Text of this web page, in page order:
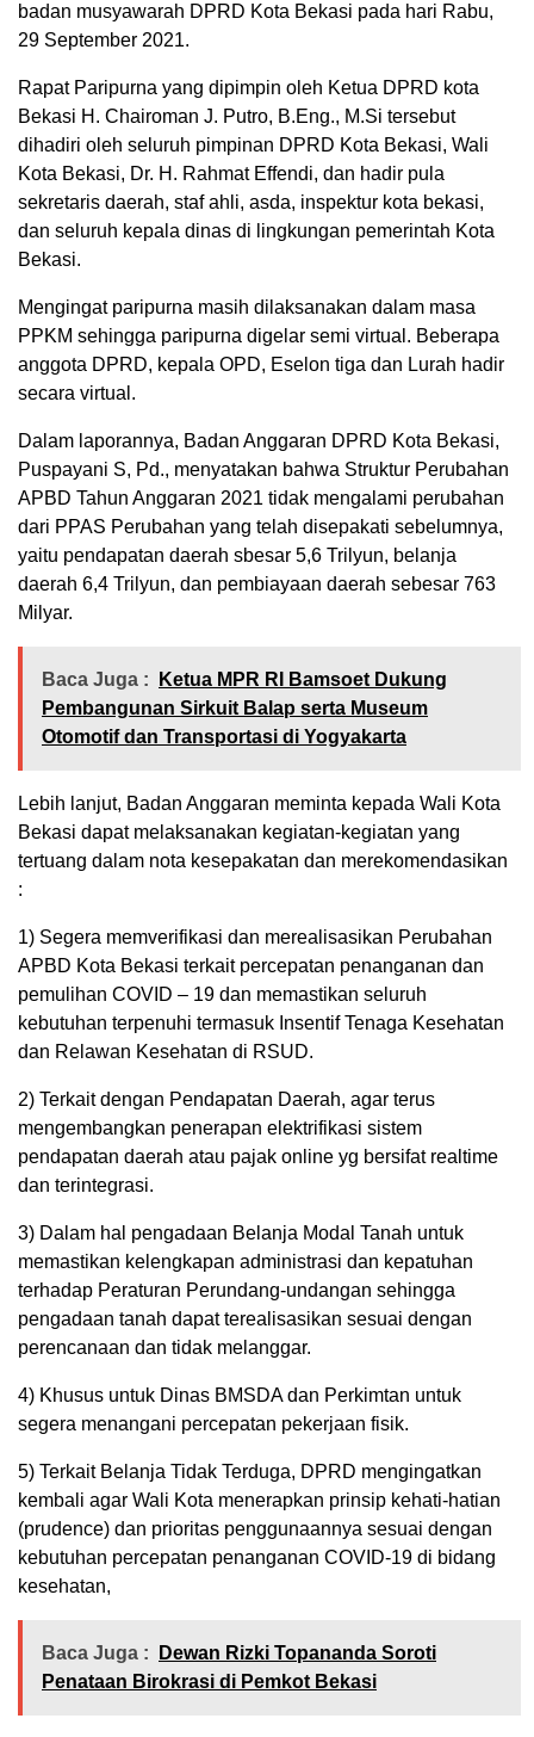
badan musyawarah DPRD Kota Bekasi pada hari Rabu,
29 September 2021.
Rapat Paripurna yang dipimpin oleh Ketua DPRD kota
Bekasi H. Chairoman J. Putro, B.Eng., M.Si tersebut
dihadiri oleh seluruh pimpinan DPRD Kota Bekasi, Wali
Kota Bekasi, Dr. H. Rahmat Effendi, dan hadir pula
sekretaris daerah, staf ahli, asda, inspektur kota bekasi,
dan seluruh kepala dinas di lingkungan pemerintah Kota
Bekasi.
Mengingat paripurna masih dilaksanakan dalam masa
PPKM sehingga paripurna digelar semi virtual. Beberapa
anggota DPRD, kepala OPD, Eselon tiga dan Lurah hadir
secara virtual.
Dalam laporannya, Badan Anggaran DPRD Kota Bekasi,
Puspayani S, Pd., menyatakan bahwa Struktur Perubahan
APBD Tahun Anggaran 2021 tidak mengalami perubahan
dari PPAS Perubahan yang telah disepakati sebelumnya,
yaitu pendapatan daerah sbesar 5,6 Trilyun, belanja
daerah 6,4 Trilyun, dan pembiayaan daerah sebesar 763
Milyar.
Baca Juga :
Ketua MPR RI Bamsoet Dukung
Pembangunan Sirkuit Balap serta Museum
Otomotif dan Transportasi di Yogyakarta
Lebih lanjut, Badan Anggaran meminta kepada Wali Kota
Bekasi dapat melaksanakan kegiatan-kegiatan yang
tertuang dalam nota kesepakatan dan merekomendasikan
:
1) Segera memverifikasi dan merealisasikan Perubahan
APBD Kota Bekasi terkait percepatan penanganan dan
pemulihan COVID – 19 dan memastikan seluruh
kebutuhan terpenuhi termasuk Insentif Tenaga Kesehatan
dan Relawan Kesehatan di RSUD.
2) Terkait dengan Pendapatan Daerah, agar terus
mengembangkan penerapan elektrifikasi sistem
pendapatan daerah atau pajak online yg bersifat realtime
dan terintegrasi.
3) Dalam hal pengadaan Belanja Modal Tanah untuk
memastikan kelengkapan administrasi dan kepatuhan
terhadap Peraturan Perundang-undangan sehingga
pengadaan tanah dapat terealisasikan sesuai dengan
perencanaan dan tidak melanggar.
4) Khusus untuk Dinas BMSDA dan Perkimtan untuk
segera menangani percepatan pekerjaan fisik.
5) Terkait Belanja Tidak Terduga, DPRD mengingatkan
kembali agar Wali Kota menerapkan prinsip kehati-hatian
(prudence) dan prioritas penggunaannya sesuai dengan
kebutuhan percepatan penanganan COVID-19 di bidang
kesehatan,
Baca Juga :
Dewan Rizki Topananda Soroti
Penataan Birokrasi di Pemkot Bekasi